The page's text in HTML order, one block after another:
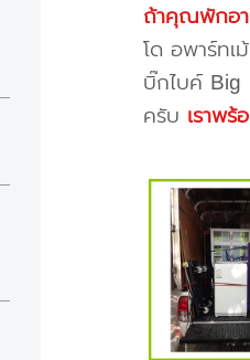
ถ้าคุณพักอ
โด อพาร์ทเ
บิ๊กไบค์ Big
ครับ เราพ